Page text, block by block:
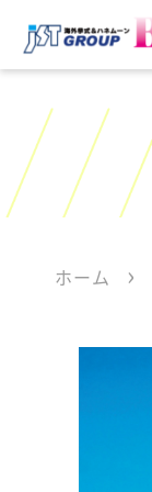
ホーム